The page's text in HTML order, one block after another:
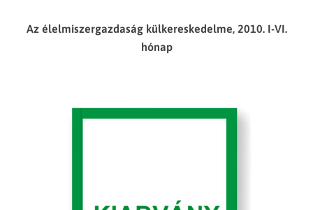
Az élelmiszergazdaság külkereskedelme, 2010. I-VI.
hónap